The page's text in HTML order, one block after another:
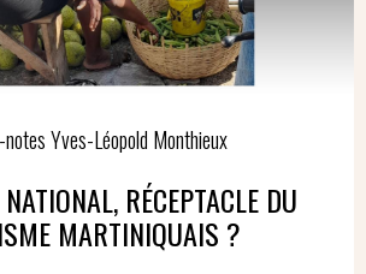
Yves-Léopold Monthieux
RÉCEPTACLE DU
MARTINIQUAIS ?